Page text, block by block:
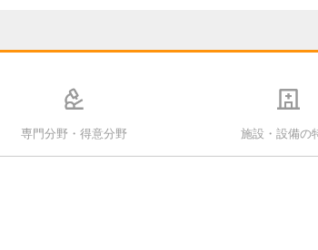
専門分野・得意分野 施設・設備の